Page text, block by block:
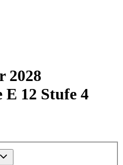
2028
12 Stufe 4